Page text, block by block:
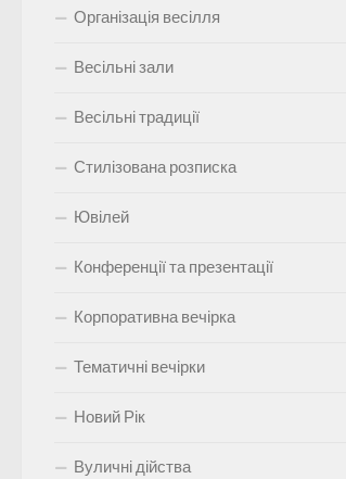
Організація весілля
Весільні зали
Весільні традиції
Стилізована розписка
Ювілей
Конференції та презентації
Корпоративна вечірка
Тематичні вечірки
Новий Рік
Вуличні дійства